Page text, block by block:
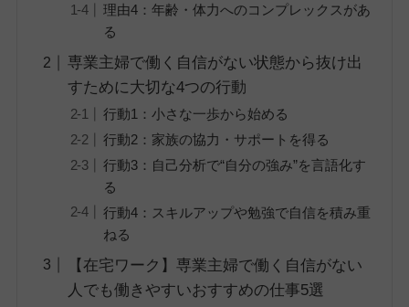
理由4：年齢・体力へのコンプレックスがあ
る
専業主婦で働く自信がない状態から抜け出
すために大切な4つの行動
行動1：小さな一歩から始める
行動2：家族の協力・サポートを得る
行動3：自己分析で“自分の強み”を言語化す
る
行動4：スキルアップや勉強で自信を積み重
ねる
【在宅ワーク】専業主婦で働く自信がない
人でも働きやすいおすすめの仕事5選